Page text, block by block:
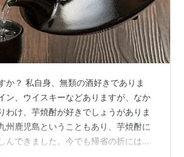
か？ 私自身、無類の酒好きでありま
ン、ウイスキーなどありますが、なか
け、芋焼酎が好きでしょうがありま
州鹿児島ということもあり、芋焼酎に
んできました。今でも帰省の折には、